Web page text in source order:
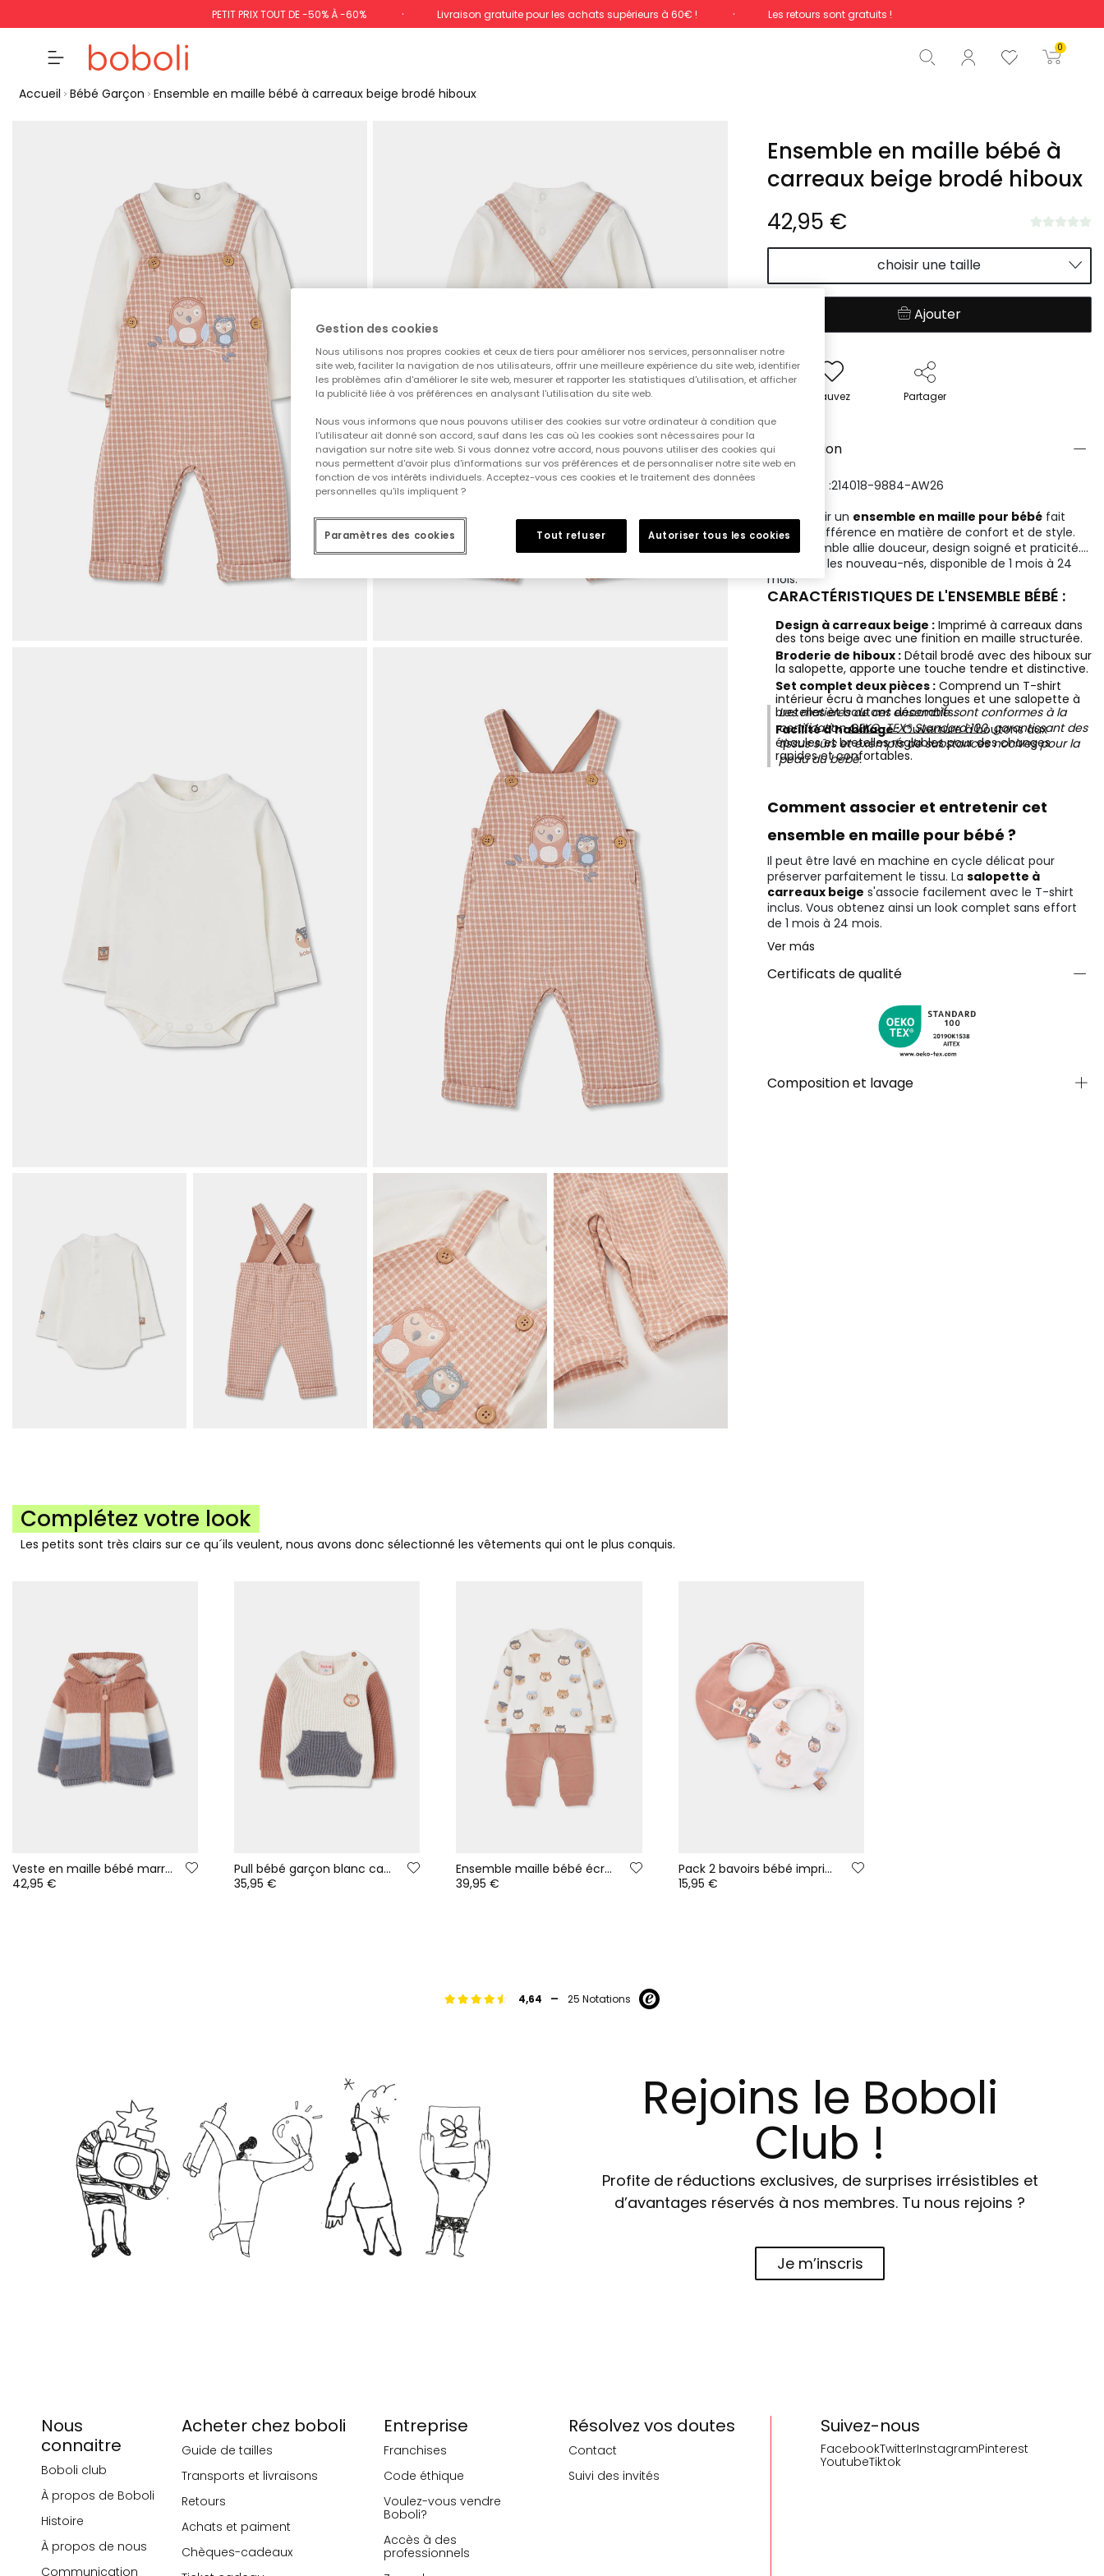
PETIT PRIX TOUT DE -50% À -60% Livraison gratuite pour les achats supérieurs à 60€ ! Les retours sont gratuits !
0
Total 0,00 €
Commencer la commande
Accueil Bébé Garçon Ensemble en maille bébé à carreaux beige brodé hiboux
Ensemble en maille bébé à
carreaux beige brodé hiboux
42,95 €
choisir une taille
Ajouter
Sauvez Partager
Description
RÉFÉRENCE :214018-9884-AW26
Bien choisir un ensemble en maille pour bébéfait
toute la différence en matière de confort et de style.
Cet ensemble allie douceur, design soigné et praticité.
Idéal pour les nouveau-nés, disponible de 1 mois à 24
mois.
CARACTÉRISTIQUES DE L'ENSEMBLE BÉBÉ :
Design à carreaux beige :Imprimé à carreaux dans
des tons beige avec une finition en maille structurée.
Broderie de hiboux :Détail brodé avec des hiboux sur
la salopette, apporte une touche tendre et distinctive.
Set complet deux pièces :Comprend un T-shirt
intérieur écru à manches longues et une salopette à
bretelles et boutons décoratifs.
Facilité d'habillage :Ouverture à boutons aux
épaules et bretelles réglables pour des changes
rapides et confortables.
Les matières de cet ensemble sont conformes à la
certificationOEKO-TEX® Standard 100, garantissant des
tissus sûrs et exempts de substances nocives pour la
peau du bébé.
Comment associer et entretenir cet
ensemble en maille pour bébé ?
Il peut être lavé en machine en cycle délicat pour
préserver parfaitement le tissu. La salopette à
carreaux beige s'associe facilement avec le T-shirt
inclus. Vous obtenez ainsi un look complet sans effort
de 1 mois à 24 mois.
Ver más
Certificats de qualité
Composition et lavage
Complétez votre look
Les petits sont très clairs sur ce qu´ils veulent, nous avons donc sélectionné les vêtements qui ont le plus conquis.
Veste en maille bébé marron à rayures avec capuche
42,95 €
Pull bébé garçon blanc cassé bicolore avec poche
35,95 €
Ensemble maille bébé écru imprimé hiboux
39,95 €
Pack 2 bavoirs bébé imprimé hiboux tostado
15,95 €
4,64 - 25 Notations
Rejoins le Boboli
Club !
Profite de réductions exclusives, de surprises irrésistibles et
d’avantages réservés à nos membres. Tu nous rejoins ?
Je m’inscris
Suivez-nous
FacebookTwitterInstagramPinterest
YoutubeTiktok
Nous
connaitre
Boboli club
À propos de Boboli
Histoire
À propos de nous
Communication
Acheter chez boboli
Guide de tailles
Transports et livraisons
Retours
Achats et paiment
Chèques-cadeaux
Entreprise
Franchises
Code éthique
Voulez-vous vendre
Boboli?
Accès à des
professionnels
Résolvez vos doutes
Contact
Suivi des invités
Gestion des cookies
Nous utilisons nos propres cookies et ceux de tiers pour améliorer nos services, personnaliser notre
site web, faciliter la navigation de nos utilisateurs, offrir une meilleure expérience du site web, identifier
les problèmes afin d'améliorer le site web, mesurer et rapporter les statistiques d'utilisation, et afficher
la publicité liée à vos préférences en analysant l'utilisation du site web.
Nous vous informons que nous pouvons utiliser des cookies sur votre ordinateur à condition que
l'utilisateur ait donné son accord, sauf dans les cas où les cookies sont nécessaires pour la
navigation sur notre site web. Si vous donnez votre accord, nous pouvons utiliser des cookies qui
nous permettent d'avoir plus d'informations sur vos préférences et de personnaliser notre site web en
fonction de vos intérêts individuels. Acceptez-vous ces cookies et le traitement des données
personnelles qu'ils impliquent ?
Tout refuser Autoriser tous les cookies
Paramètres des cookies